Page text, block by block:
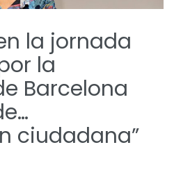
la jornada
la
Barcelona
ciudadana”